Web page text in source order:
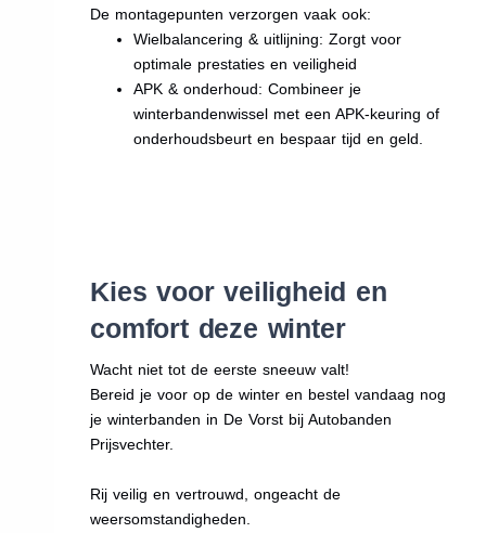
De montagepunten verzorgen vaak ook:
Wielbalancering & uitlijning: Zorgt voor
optimale prestaties en veiligheid
APK & onderhoud: Combineer je
winterbandenwissel met een APK-keuring of
onderhoudsbeurt en bespaar tijd en geld.
Kies voor veiligheid en
comfort deze winter
Wacht niet tot de eerste sneeuw valt!
Bereid je voor op de winter en bestel vandaag nog
je winterbanden in De Vorst bij Autobanden
Prijsvechter.
Rij veilig en vertrouwd, ongeacht de
weersomstandigheden.